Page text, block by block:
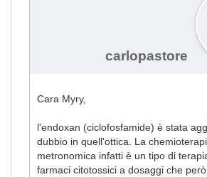
carlopastore
Cara Myry,
l'endoxan (ciclofosfamide) è stata
dubbio in quell'ottica. La
metronomica infatti è un tipo di
farmaci citotossici a dosaggi che